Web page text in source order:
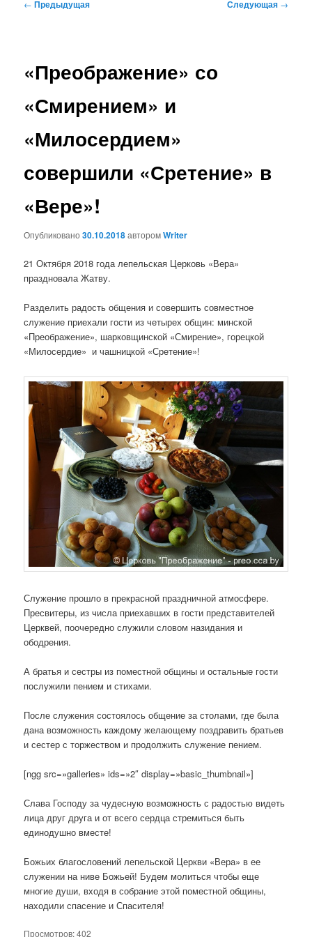
← Предыдущая Следующая →
«Преображение» со
«Смирением» и
«Милосердием»
совершили «Сретение» в
«Вере»!
Опубликовано30.10.2018авторомWriter
21 Октября 2018 года лепельская Церковь «Вера»
праздновала Жатву.
Разделить радость общения и совершить совместное
служение приехали гости из четырех общин: минской
«Преображение», шарковщинской «Смирение», горецкой
«Милосердие» и чашницкой «Сретение»!
Служение прошло в прекрасной праздничной атмосфере.
Пресвитеры, из числа приехавших в гости представителей
Церквей, поочередно служили словом назидания и
ободрения.
А братья и сестры из поместной общины и остальные гости
послужили пением и стихами.
После служения состоялось общение за столами, где была
дана возможность каждому желающему поздравить братьев
и сестер с торжеством и продолжить служение пением.
[ngg src=»galleries» ids=»2″ display=»basic_thumbnail»]
Слава Господу за чудесную возможность с радостью видеть
лица друг друга и от всего сердца стремиться быть
единодушно вместе!
Божьих благословений лепельской Церкви «Вера» в ее
служении на ниве Божьей! Будем молиться чтобы еще
многие души, входя в собрание этой поместной общины,
находили спасение и Спасителя!
Просмотров:402